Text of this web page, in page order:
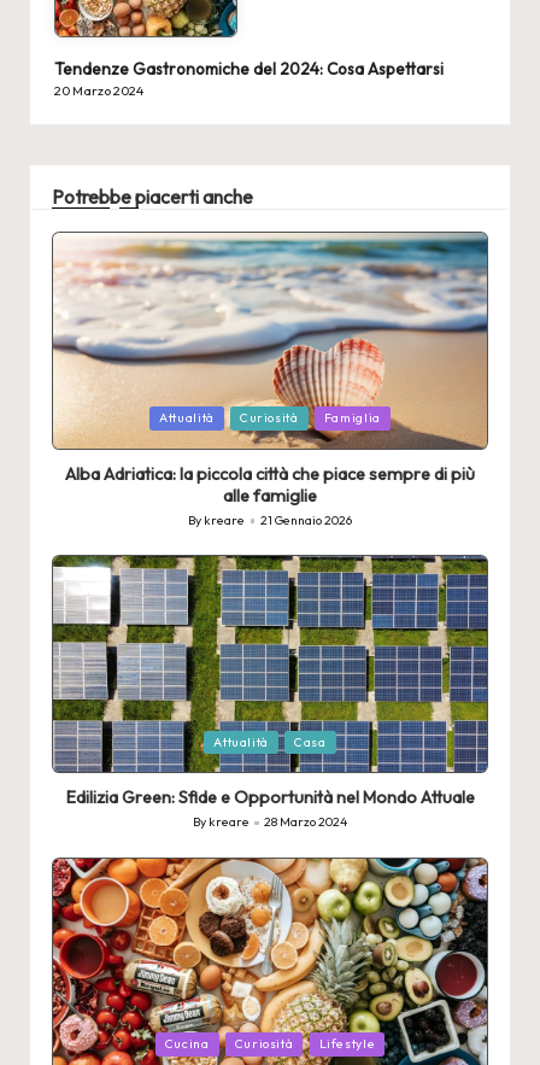
Tendenze Gastronomiche del 2024: Cosa Aspettarsi
20 Marzo 2024
Potrebbe piacerti anche
Posted
in
Attualità Curiosità Famiglia
Alba Adriatica: la piccola città che piace sempre di più
alle famiglie
Posted
by
By kreare 21 Gennaio 2026
Posted
in
Attualità Casa
Edilizia Green: Sfide e Opportunità nel Mondo Attuale
Posted
By kreare 28 Marzo 2024
Posted
Cucina Curiosità Lifestyle